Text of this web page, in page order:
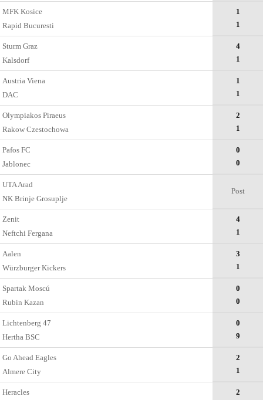
MFK Kosice
Rapid Bucuresti
1
1
Sturm Graz
Kalsdorf
4
1
Austria Viena
DAC
1
1
Olympiakos Piraeus
Rakow Czestochowa
2
1
Pafos FC
Jablonec
0
0
UTA Arad
NK Brinje Grosuplje
Post
Zenit
Neftchi Fergana
4
1
Aalen
Würzburger Kickers
3
1
Spartak Moscú
Rubin Kazan
0
0
Lichtenberg 47
Hertha BSC
0
9
Go Ahead Eagles
Almere City
2
1
Heracles
2